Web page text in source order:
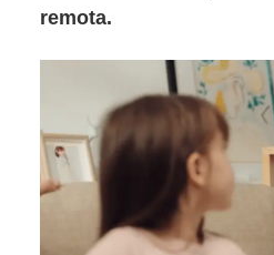
remota.